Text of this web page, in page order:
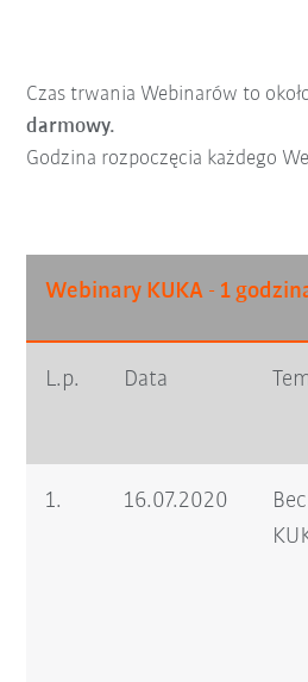
Czas trwania Webinarów to
darmowy.
Godzina rozpoczęcia każdego
Webinary KUKA - 1
L.p. Data
1. 16.07.2020